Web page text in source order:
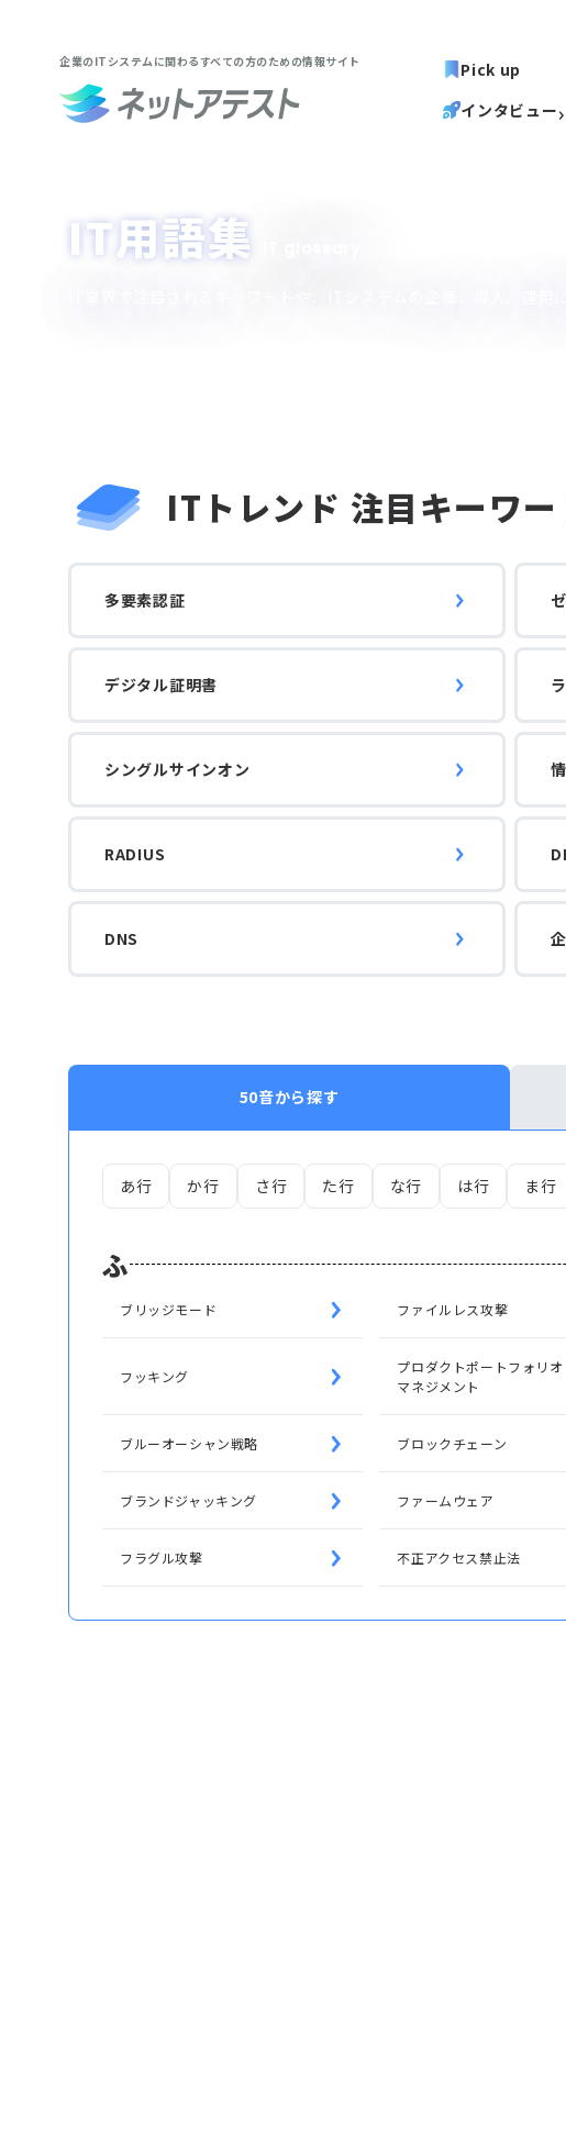
企業のITシステムに関わるすべての方のための情報サイト Pick up
インタビュー
IT用語集
IT業界で注目されるキーワードや、ITシステムの企画、導入、運
ITトレンド 注目キーワー
多要素認証
デジタル証明書
シングルサインオン
RADIUS
DNS
50音から探す
あ行 か行 さ行 た行 な行 は行 ま行
ふ
ブリッジモード ファイルレス攻撃
フッキング
プロダクトポートフォリオ
マネジメント
ブルーオーシャン戦略 ブロックチェーン
ブランドジャッキング ファームウェア
フラグル攻撃 不正アクセス禁止法